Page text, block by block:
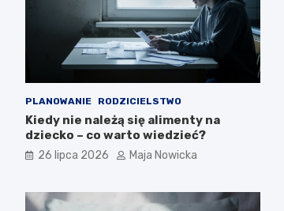
PLANOWANIE RODZICIELSTWO
Kiedy nie należą się alimenty na
dziecko – co warto wiedzieć?
26 lipca 2026 Maja Nowicka